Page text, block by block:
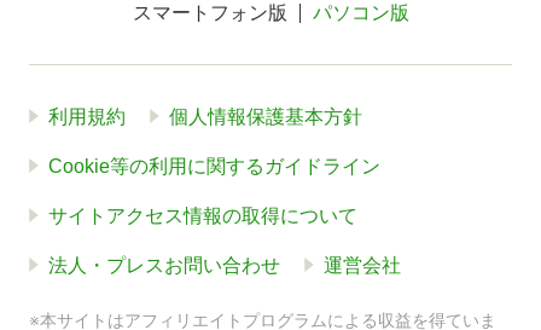
スマートフォン版 パソコン版
利用規約 個人情報保護基本方針
Cookie等の利用に関するガイドライン
サイトアクセス情報の取得について
法人・プレスお問い合わせ 運営会社
※本サイトはアフィリエイトプログラムによる収益を得ていま